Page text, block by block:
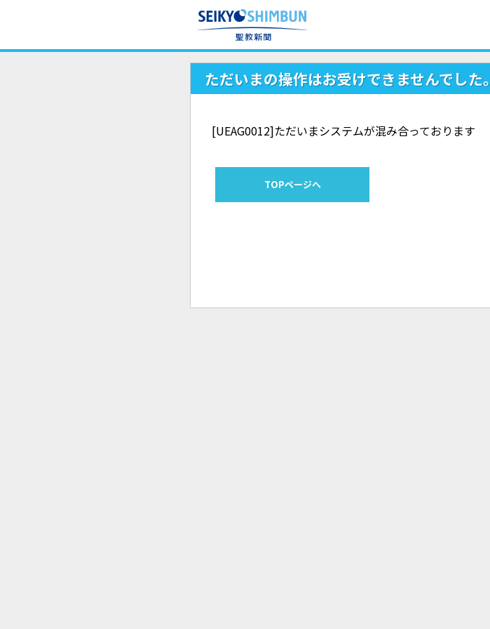
ただいまの操作はお受けできませんでした。
[UEAG0012]ただいまシステムが混み合っております
TOPページへ